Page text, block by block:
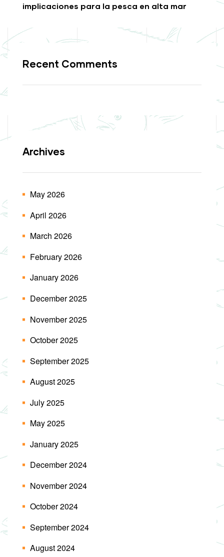
implicaciones para la pesca en alta mar
Recent Comments
Archives
May 2026
April 2026
March 2026
February 2026
January 2026
December 2025
November 2025
October 2025
September 2025
August 2025
July 2025
May 2025
January 2025
December 2024
November 2024
October 2024
September 2024
August 2024